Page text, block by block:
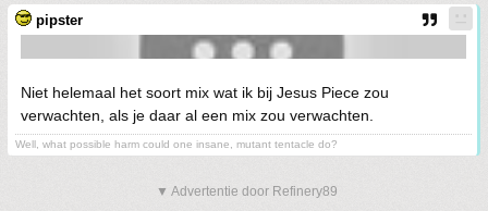
pipster
Niet helemaal het soort mix wat ik bij Jesus Piece zou
verwachten, als je daar al een mix zou verwachten.
Well, what possible harm could one insane, mutant tentacle do?
▼ Advertentie door Refinery89